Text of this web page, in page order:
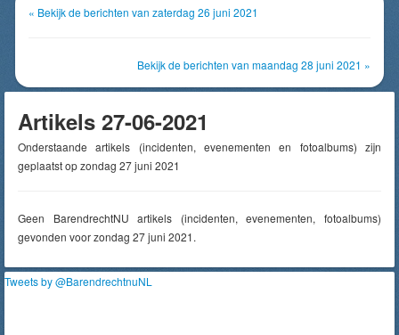
« Bekijk de berichten van zaterdag 26 juni 2021
Bekijk de berichten van maandag 28 juni 2021 »
Artikels 27-06-2021
Onderstaande artikels (incidenten, evenementen en fotoalbums) zijn
geplaatst op zondag 27 juni 2021
Geen BarendrechtNU artikels (incidenten, evenementen, fotoalbums)
gevonden voor zondag 27 juni 2021.
Tweets by @BarendrechtnuNL